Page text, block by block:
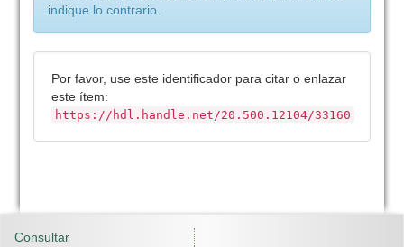
indique lo contrario.
Por favor, use este identificador para citar o enlazar
este ítem:
https://hdl.handle.net/20.500.12104/33160
Consultar